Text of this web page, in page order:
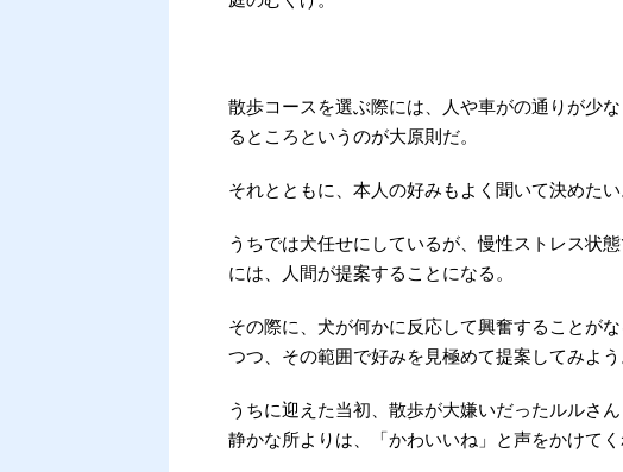
散歩コースを選ぶ際には、人や車がの通りが少
るところというのが大原則だ。
それとともに、本人の好みもよく聞いて決めたい
うちでは犬任せにしているが、慢性ストレス状
には、人間が提案することになる。
その際に、犬が何かに反応して興奮することが
つつ、その範囲で好みを見極めて提案してみよう
うちに迎えた当初、散歩が大嫌いだったルルさ
静かな所よりは、「かわいいね」と声をかけて